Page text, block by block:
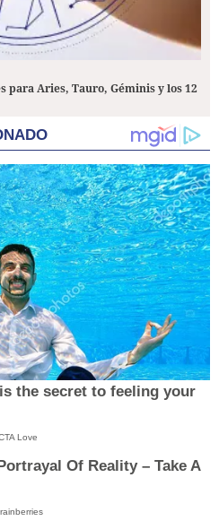
para Aries, Tauro, Géminis y los 12
the secret to feeling your
Love
Of Reality – Take A